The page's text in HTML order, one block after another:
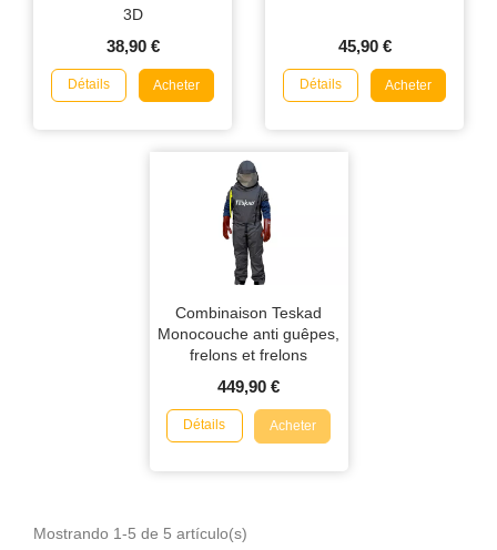
3D
38,90 €
Détails Acheter
45,90 €
Détails Acheter
Combinaison Teskad
Monocouche anti guêpes,
frelons et frelons
449,90 €
Détails Acheter
Mostrando 1-5 de 5 artículo(s)